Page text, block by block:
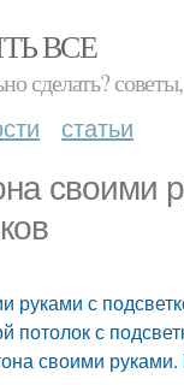
ВСЕ
сделать?
статьи
своими
руками с
потолок с
своими